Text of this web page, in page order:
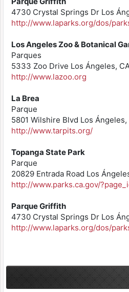
4730 Crystal Springs Dr Los
http://www.laparks.org/dos/
Los Angeles Zoo & Botanical
Parques
5333 Zoo Drive Los Ángeles,
http://www.lazoo.org
La Brea
Parque
5801 Wilshire Blvd Los
http://www.tarpits.org/
Topanga State Park
Parque
20829 Entrada Road Los
http://www.parks.ca.gov/
Parque Griffith
4730 Crystal Springs Dr Los
http://www.laparks.org/dos/